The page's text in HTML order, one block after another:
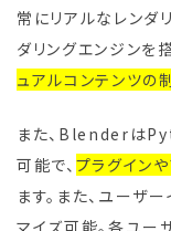
常にリアルなレンダ
ダリングエンジンを
ュアルコンテンツの
また、Blenderは
可能で、 プラグイン
ます。また、ユーザ